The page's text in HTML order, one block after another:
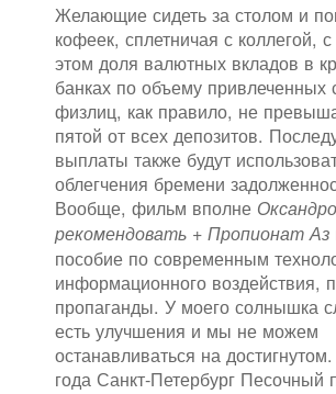
Желающие сидеть за столом и
кофеек, сплетничая с коллегой,
этом доля валютных вкладов в
банках по объему привлеченных
физлиц, как правило, не
пятой от всех депозитов.
выплаты также будут
облегчения бремени
Вообще, фильм вполне
рекомендовать + Пропионат Аз
пособие по современным
информационного воздействия,
пропаганды. У моего солнышка
есть улучшения и мы не можем
останавливаться на
года Санкт-Петербург Песочный